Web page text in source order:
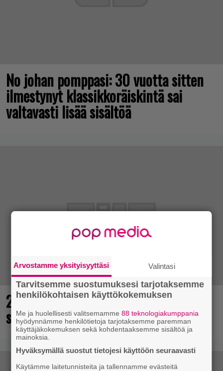
No johan pomppasi: 30 vuotta sitten
ilmestynyt klassikkoräiskintä sai
valtavasti lisää sisältöä
25 kaikkien aikojen parasta
supersankaripeliä listattu
Arvostamme yksityisyyttäsi Valintasi
Tarvitsemme suostumuksesi tarjotaksemme
henkilökohtaisen käyttökokemuksen
Me ja huolellisesti valitsemamme88 teknologiakumppania
hyödynnämme henkilötietoja tarjotaksemme paremman
käyttäjäkokemuksen sekä kohdentaaksemme sisältöä ja
mainoksia.
Hyväksymällä suostut tietojesi käyttöön seuraavasti
Käytämme laitetunnisteita ja tallennamme evästeitä